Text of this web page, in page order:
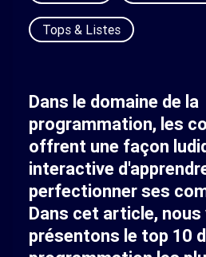
Tops & Listes
Dans le domaine de la
programmation, les
offrent une façon
interactive
perfectionner ses
Dans cet article, nous
présentons le top 10